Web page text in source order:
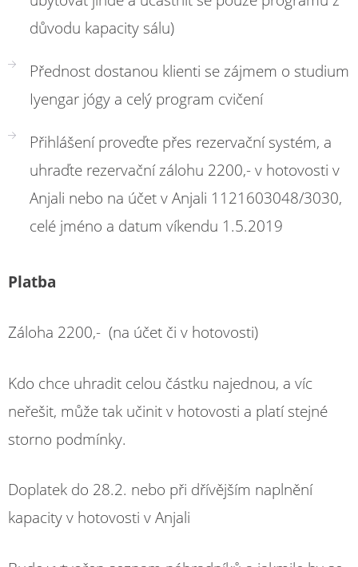
důvodu kapacity sálu)
Přednost dostanou klienti se zájmem o studium
Iyengar jógy a celý program cvičení
Přihlášení proveďte přes rezervační systém, a
uhraďte rezervační zálohu 2200,- v hotovosti v
Anjali nebo na účet v Anjali 1121603048/3030,
celé jméno a datum víkendu 1.5.2019
Platba
Záloha 2200,- (na účet či v hotovosti)
Kdo chce uhradit celou částku najednou, a víc
neřešit, může tak učinit v hotovosti a platí stejné
storno podmínky.
Doplatek do 28.2. nebo při dřívějším naplnění
kapacity v hotovosti v Anjali